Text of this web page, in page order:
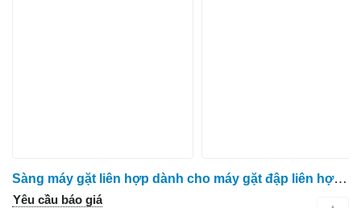
Sàng máy gặt liên hợp dành cho máy gặt đập liên hợp Massey Ferguson 7278
Yêu cầu báo giá